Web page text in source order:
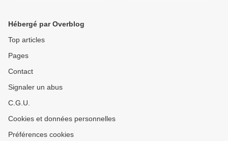
Hébergé par Overblog
Top articles
Pages
Contact
Signaler un abus
C.G.U.
Cookies et données personnelles
Préférences cookies